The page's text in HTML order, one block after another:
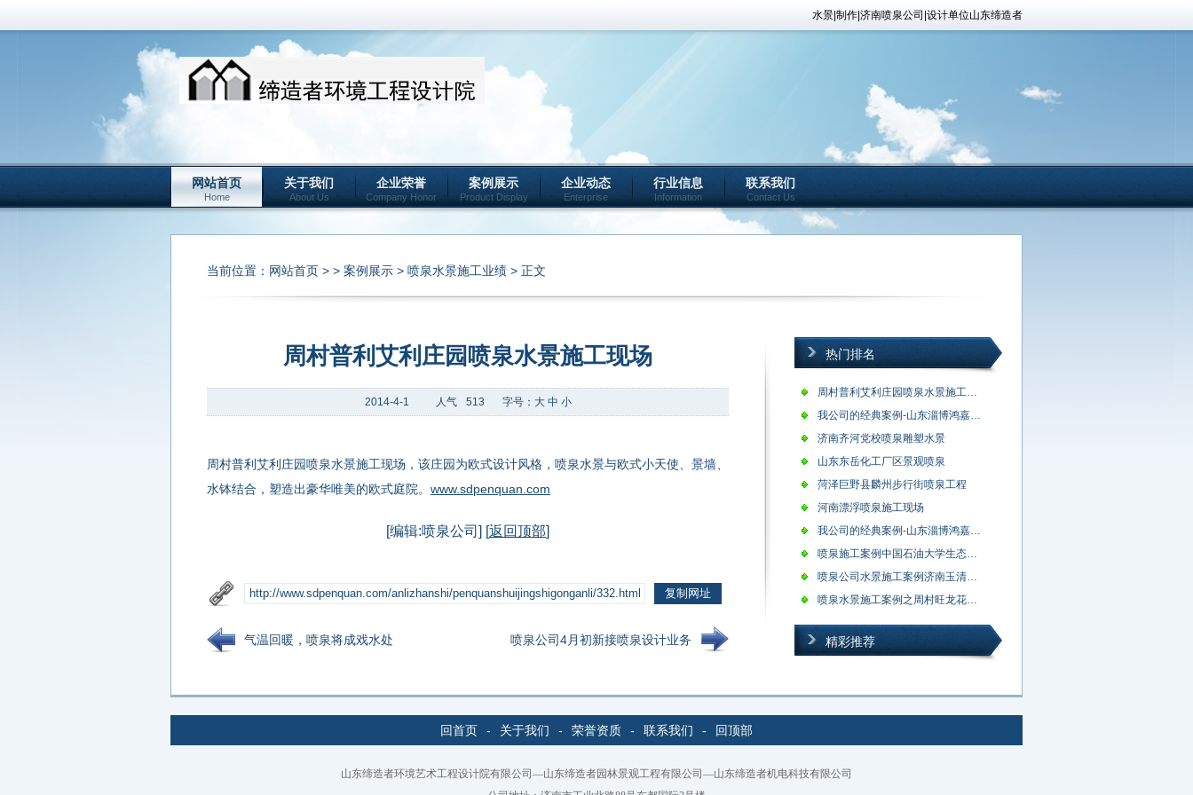
水景|制作|济南喷泉公司|设计单位山东缔造者
网站首页
Home
关于我们
About Us
企业荣誉
Company Honor
案例展示
Product Display
企业动态
Enterprise
行业信息
Information
联系我们
Contact Us
当前位置： 网站首页 > > 案例展示 > 喷泉水景施工业绩 > 正文
周村普利艾利庄园喷泉水景施工现场
2014-4-1 人气 513 字号： 大 中 小
周村普利艾利庄园喷泉水景施工现场，该庄园为欧式设计风格，喷泉水景与欧式小天使、景墙、
水钵结合，塑造出豪华唯美的欧式庭院。 www.sdpenquan.com
[编辑:喷泉公司] [返回顶部]
气温回暖，喷泉将成戏水处 喷泉公司4月初新接喷泉设计业务
热门排名
周村普利艾利庄园喷泉水景施工现场
我公司的经典案例-山东淄博鸿嘉星城盛…
济南齐河党校喷泉雕塑水景
山东东岳化工厂区景观喷泉
菏泽巨野县麟州步行街喷泉工程
河南漂浮喷泉施工现场
我公司的经典案例-山东淄博鸿嘉星城盛…
喷泉施工案例中国石油大学生态谷创业园…
喷泉公司水景施工案例济南玉清湖跌水
喷泉水景施工案例之周村旺龙花园喷泉
精彩推荐
回首页 - 关于我们 - 荣誉资质 - 联系我们 - 回顶部
山东缔造者环境艺术工程设计院有限公司—山东缔造者园林景观工程有限公司—山东缔造者机电科技有限公司